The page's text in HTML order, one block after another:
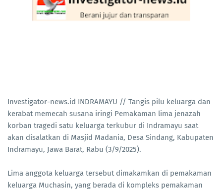
Investigator-news.id INDRAMAYU // Tangis pilu keluarga dan
kerabat memecah susana iringi Pemakaman lima jenazah
korban tragedi satu keluarga terkubur di Indramayu saat
akan disalatkan di Masjid Madania, Desa Sindang, Kabupaten
Indramayu, Jawa Barat, Rabu (3/9/2025).
Lima anggota keluarga tersebut dimakamkan di pemakaman
keluarga Muchasin, yang berada di kompleks pemakaman